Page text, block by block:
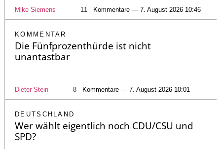
Mike Siemens 11 Kommentare — 7. August 2026 10:46
KOMMENTAR
Die Fünfprozenthürde ist nicht
unantastbar
Dieter Stein 8 Kommentare — 7. August 2026 10:01
DEUTSCHLAND
Wer wählt eigentlich noch CDU/CSU und
SPD?